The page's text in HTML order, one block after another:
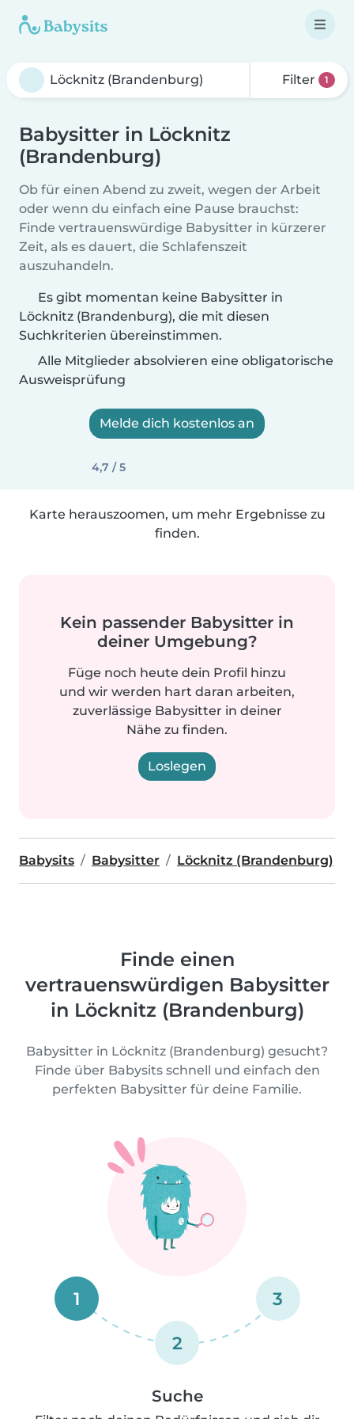
Filter 1
Babysitter in Löcknitz
(Brandenburg)
Ob für einen Abend zu zweit, wegen der Arbeit
oder wenn du einfach eine Pause brauchst:
Finde vertrauenswürdige Babysitter in kürzerer
Zeit, als es dauert, die Schlafenszeit
auszuhandeln.
Es gibt momentan keine Babysitter in
Löcknitz (Brandenburg), die mit diesen
Suchkriterien übereinstimmen.
Alle Mitglieder absolvieren eine obligatorische
Ausweisprüfung
Melde dich kostenlos an
4,7 / 5
Karte herauszoomen, um mehr Ergebnisse zu
finden.
Kein passender Babysitter in
deiner Umgebung?
Füge noch heute dein Profil hinzu
und wir werden hart daran arbeiten,
zuverlässige Babysitter in deiner
Nähe zu finden.
Loslegen
Babysits Babysitter Löcknitz (Brandenburg)
Finde einen
vertrauenswürdigen Babysitter
in Löcknitz (Brandenburg)
Babysitter in Löcknitz (Brandenburg) gesucht?
Finde über Babysits schnell und einfach den
perfekten Babysitter für deine Familie.
1
2
3
Suche